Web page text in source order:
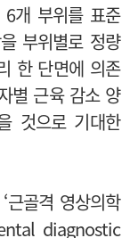
개 부위를 표준
부위별로 정량
한 단면에 의존
별 근육 감소 양
것으로 기대한
근골격 영상의학
diagnostic